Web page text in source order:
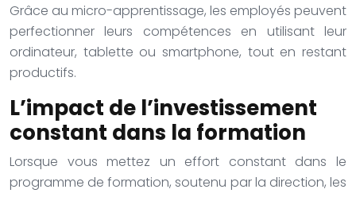
Grâce au micro-apprentissage, les employés peuvent
perfectionner leurs compétences en utilisant leur
ordinateur, tablette ou smartphone, tout en restant
productifs.
L’impact de l’investissement
constant dans la formation
Lorsque vous mettez un effort constant dans le
programme de formation, soutenu par la direction, les